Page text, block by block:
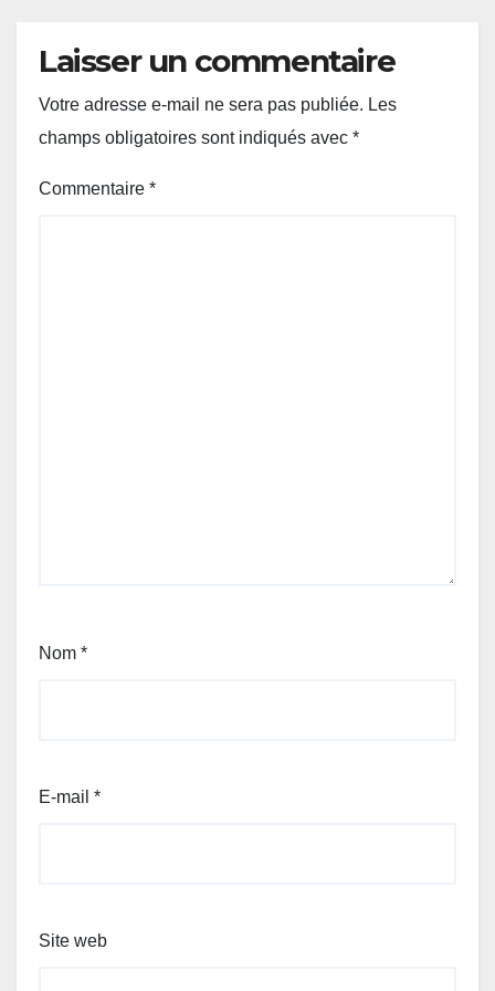
Laisser un commentaire
Votre adresse e-mail ne sera pas publiée. Les
champs obligatoires sont indiqués avec *
Commentaire *
Nom *
E-mail *
Site web